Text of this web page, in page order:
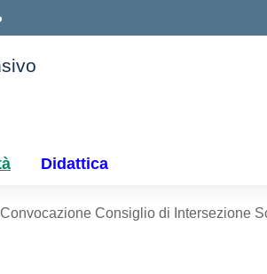
Didattica
Convocazione Consiglio di Intersezione